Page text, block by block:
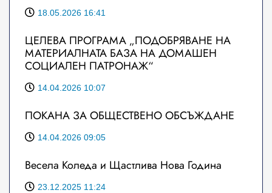
18.05.2026 16:41
ЦЕЛЕВА ПРОГРАМА „ПОДОБРЯВАНЕ НА
МАТЕРИАЛНАТА БАЗА НА ДОМАШЕН
СОЦИАЛЕН ПАТРОНАЖ“
14.04.2026 10:07
ПОКАНА ЗА ОБЩЕСТВЕНО ОБСЪЖДАНЕ
14.04.2026 09:05
Весела Коледа и Щастлива Нова Година
23.12.2025 11:24